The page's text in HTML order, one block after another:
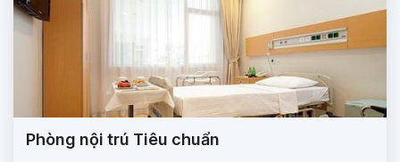
Phòng nội trú Tiêu chuẩn